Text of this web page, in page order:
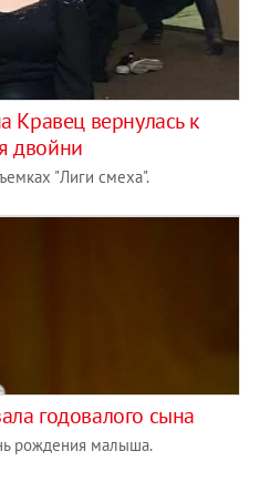
Кравец вернулась к
двойни
"Лиги смеха".
годовалого сына
рождения малыша.